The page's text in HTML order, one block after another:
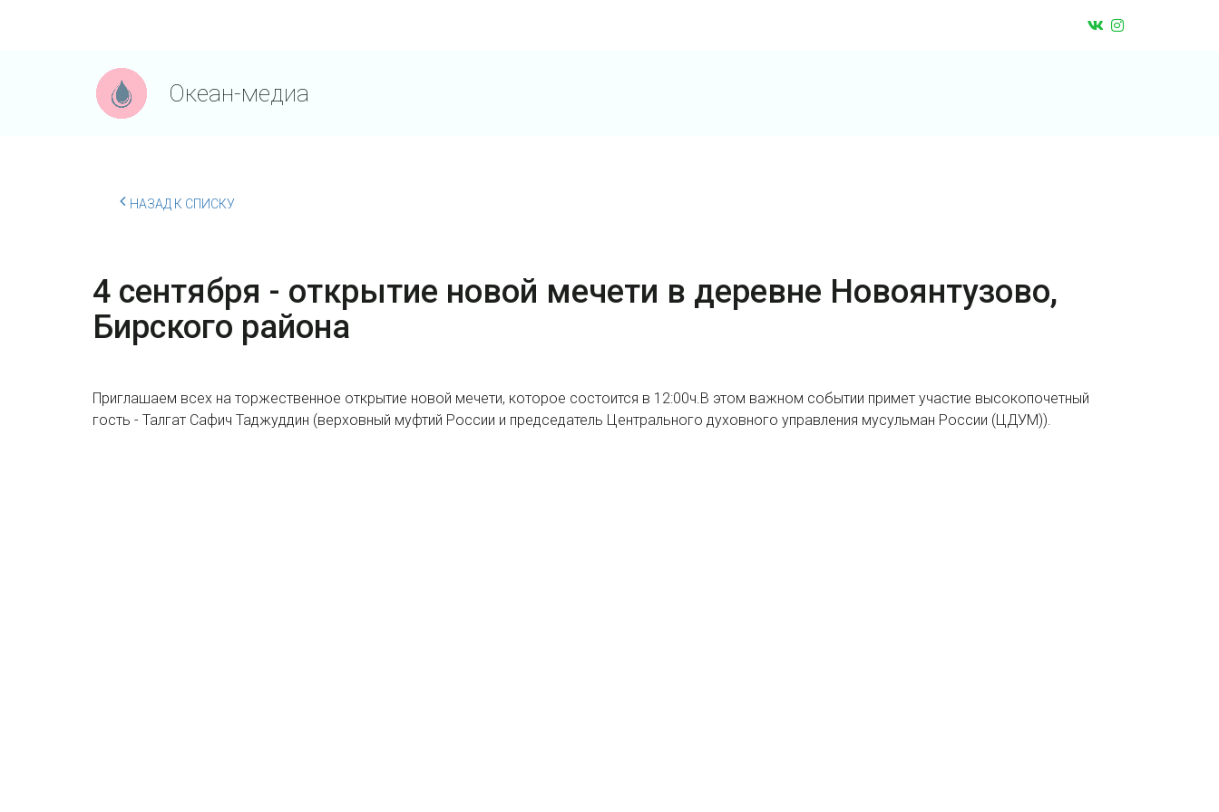
Океан-медиа
НАЗАД К СПИСКУ
4 сентября - открытие новой мечети в деревне Новоянтузово,
Бирского района
Приглашаем всех на торжественное открытие новой мечети, которое состоится в 12:00ч.В этом важном событии примет участие высокопочетный
гость - Талгат Сафич Таджуддин (верховный муфтий России и председатель Центрального духовного управления мусульман России (ЦДУМ)).